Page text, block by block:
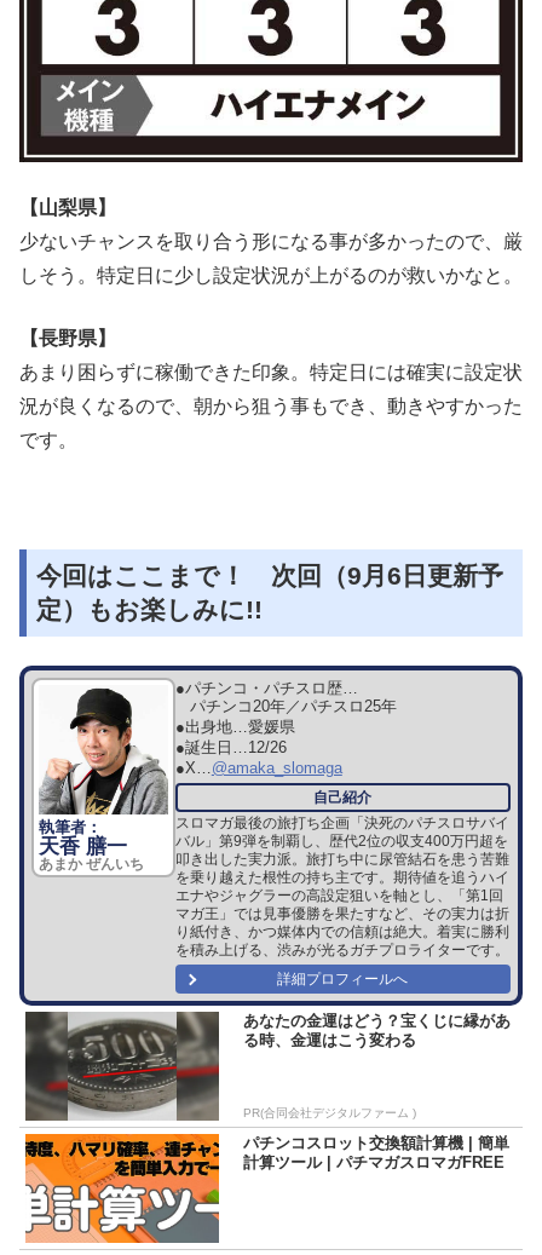
【山梨県】
少ないチャンスを取り合う形になる事が多かったので、厳
しそう。特定日に少し設定状況が上がるのが救いかなと。
【長野県】
あまり困らずに稼働できた印象。特定日には確実に設定状
況が良くなるので、朝から狙う事もでき、動きやすかった
です。
今回はここまで！ 次回（9月6日更新予
定）もお楽しみに!!
天香 膳一
あまか ぜんいち
●パチンコ・パチスロ歴…
パチンコ20年／パチスロ25年
●出身地…愛媛県
●誕生日…12/26
●X…@amaka_slomaga
スロマガ最後の旅打ち企画「決死のパチスロサバイ
バル」第9弾を制覇し、歴代2位の収支400万円超を
叩き出した実力派。旅打ち中に尿管結石を患う苦難
を乗り越えた根性の持ち主です。期待値を追うハイ
エナやジャグラーの高設定狙いを軸とし、「第1回
マガ王」では見事優勝を果たすなど、その実力は折
り紙付き、かつ媒体内での信頼は絶大。着実に勝利
を積み上げる、渋みが光るガチプロライターです。
詳細プロフィールへ
あなたの金運はどう？宝くじに縁があ
る時、金運はこう変わる
PR(合同会社デジタルファーム )
パチンコスロット交換額計算機 | 簡単
計算ツール | パチマガスロマガFREE